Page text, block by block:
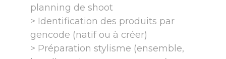
planning de shoot
> Identification des produits par
gencode (natif ou à créer)
> Préparation stylisme (ensemble,